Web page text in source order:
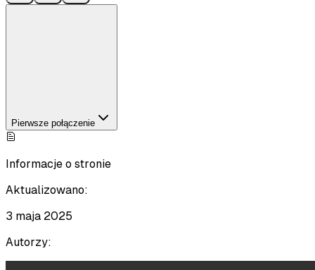
Pierwsze połączenie
Informacje o stronie
Aktualizowano:
3 maja 2025
Autorzy: